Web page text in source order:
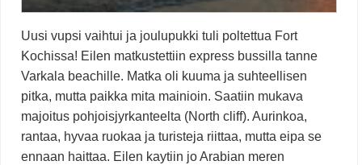
Uusi vupsi vaihtui ja joulupukki tuli poltettua Fort
Kochissa! Eilen matkustettiin express bussilla tanne
Varkala beachille. Matka oli kuuma ja suhteellisen
pitka, mutta paikka mita mainioin. Saatiin mukava
majoitus pohjoisjyrkanteelta (North cliff). Aurinkoa,
rantaa, hyvaa ruokaa ja turisteja riittaa, mutta eipa se
ennaan haittaa. Eilen kaytiin jo Arabian meren